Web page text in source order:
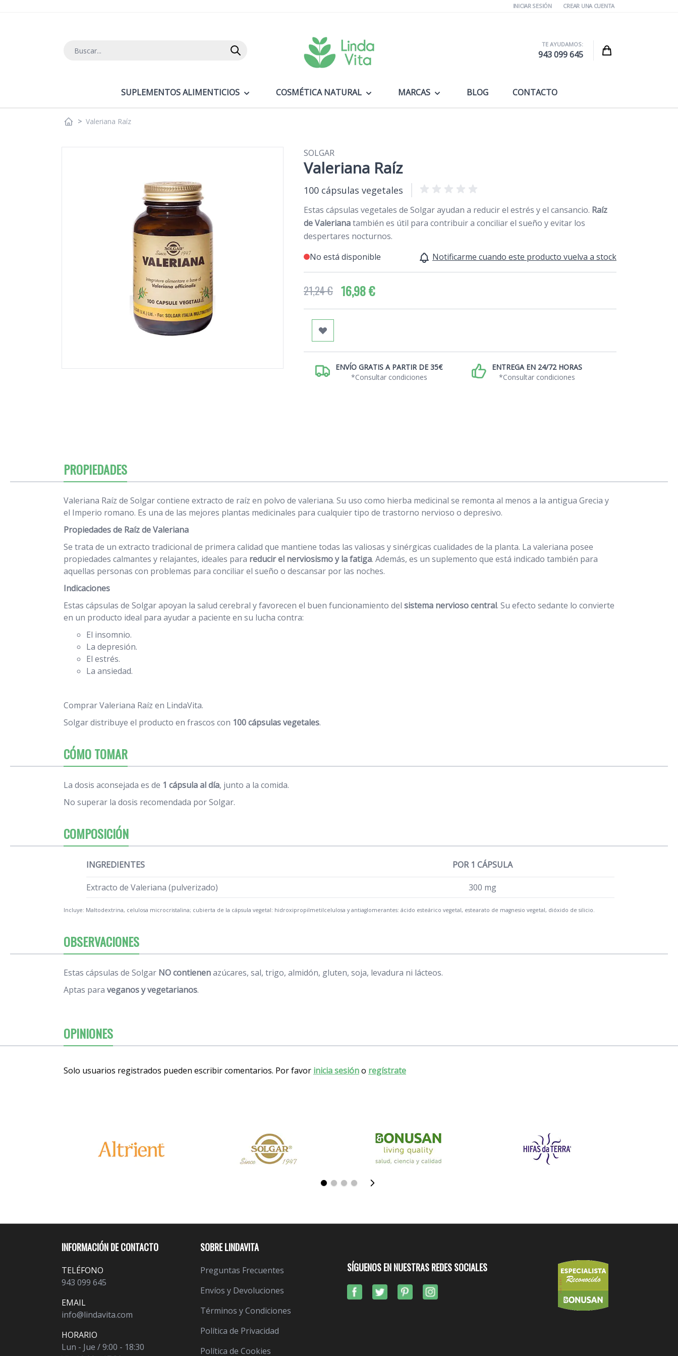
INICIAR SESIÓN CREAR UNA CUENTA
Buscar
TE AYUDAMOS:
943 099 645 Cart
SUPLEMENTOS ALIMENTICIOS COSMÉTICA NATURAL MARCAS BLOG CONTACTO
> Valeriana Raíz
SOLGAR
Valeriana Raíz
100 cápsulas vegetales
Estas cápsulas vegetales de Solgar ayudan a reducir el estrés y el cansancio. Raíz
de Valerianatambién es útil para contribuir a conciliar el sueño y evitar los
despertares nocturnos.
No está disponible
Notificarme cuando este producto vuelva a stock
21,24 € 16,98 €
ENVÍO GRATIS A PARTIR DE 35€
*Consultar condiciones
ENTREGA EN 24/72 HORAS
*Consultar condiciones
PROPIEDADES
Valeriana Raíz de Solgar contiene extracto de raíz en polvo de valeriana. Su uso como hierba medicinal se remonta al menos a la antigua Grecia y
el Imperio romano. Es una de las mejores plantas medicinales para cualquier tipo de trastorno nervioso o depresivo.
Propiedades de Raíz de Valeriana
Se trata de un extracto tradicional de primera calidad que mantiene todas las valiosas y sinérgicas cualidades de la planta. La valeriana posee
propiedades calmantes y relajantes, ideales para reducir el nerviosismo y la fatiga. Además, es un suplemento que está indicado también para
aquellas personas con problemas para conciliar el sueño o descansar por las noches.
Indicaciones
Estas cápsulas de Solgar apoyan la salud cerebral y favorecen el buen funcionamiento del sistema nervioso central. Su efecto sedante lo convierte
en un producto ideal para ayudar a paciente en su lucha contra:
El insomnio.
La depresión.
El estrés.
La ansiedad.
Comprar Valeriana Raíz en LindaVita.
Solgar distribuye el producto en frascos con 100 cápsulas vegetales.
CÓMO TOMAR
La dosis aconsejada es de 1 cápsula al día, junto a la comida.
No superar la dosis recomendada por Solgar.
COMPOSICIÓN
INGREDIENTES POR 1 CÁPSULA
Extracto de Valeriana (pulverizado) 300 mg
Incluye: Maltodextrina, celulosa microcristalina; cubierta de la cápsula vegetal: hidroxipropilmetilcelulosa y antiaglomerantes: ácido esteárico vegetal, estearato de magnesio vegetal, dióxido de silicio.
OBSERVACIONES
Estas cápsulas de Solgar NO contienenazúcares, sal, trigo, almidón, gluten, soja, levadura ni lácteos.
Aptas para veganos y vegetarianos.
OPINIONES
Solo usuarios registrados pueden escribir comentarios. Por favor inicia sesióno regístrate
INFORMACIÓN DE CONTACTO
TELÉFONO
943 099 645
EMAIL
info@lindavita.com
HORARIO
Lun - Jue / 9:00 - 18:30
SOBRE LINDAVITA
Preguntas Frecuentes
Envíos y Devoluciones
Términos y Condiciones
Política de Privacidad
Política de Cookies
SÍGUENOS EN NUESTRAS REDES SOCIALES